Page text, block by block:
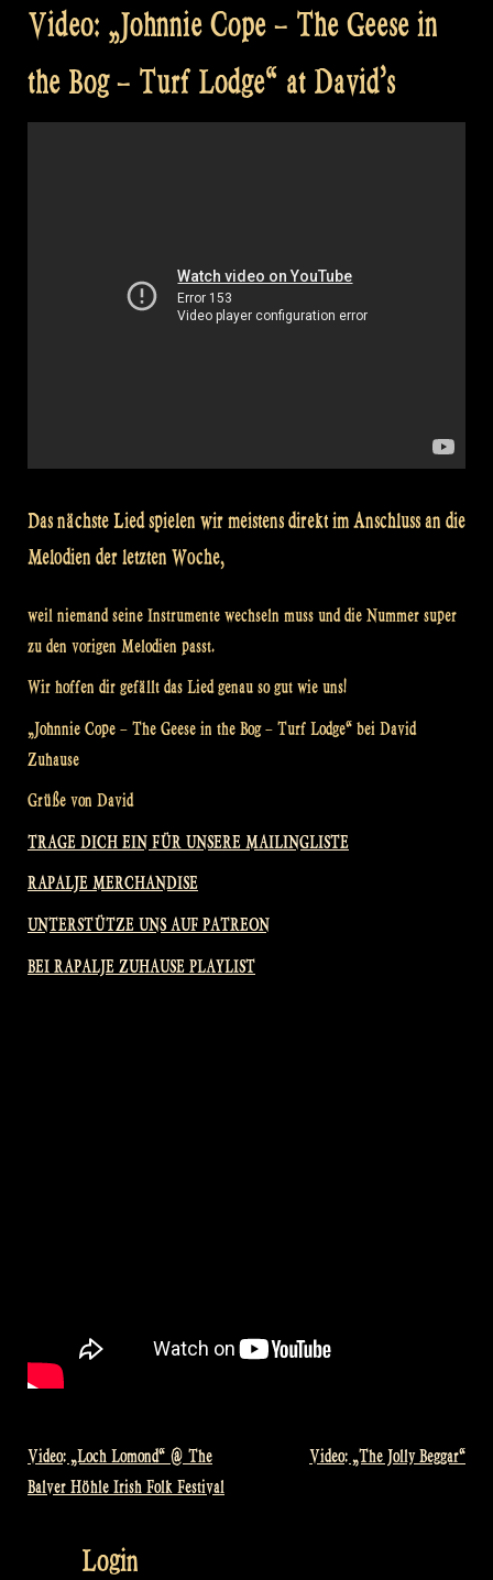
Video: „Johnnie Cope – The Geese in
the Bog – Turf Lodge“ at David’s
Das nächste Lied spielen wir meistens direkt im Anschluss an die
Melodien der letzten Woche,
weil niemand seine Instrumente wechseln muss und die Nummer super
zu den vorigen Melodien passt.
Wir hoffen dir gefällt das Lied genau so gut wie uns!
„Johnnie Cope – The Geese in the Bog – Turf Lodge“ bei David
Zuhause
Grüße von David
TRAGE DICH EIN FÜR UNSERE MAILINGLISTE
RAPALJE MERCHANDISE
UNTERSTÜTZE UNS AUF PATREON
BEI RAPALJE ZUHAUSE PLAYLIST
Beitragsnavigation
Video: „Loch Lomond“ @ The
Balver Höhle Irish Folk Festival
Video: „The Jolly Beggar“
Login